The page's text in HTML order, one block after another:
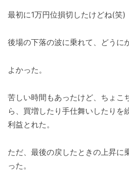
最初に1万円位損切したけどね(笑)
後場の下落の波に乗れて、どうに
よかった。
苦しい時間もあったけど、ちょこ
ら、買増したり手仕舞いしたりを
利益とれた。
ただ、最後の戻したときの上昇に
った。